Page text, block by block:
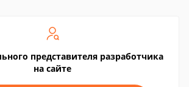
представителя разработчика
на сайте